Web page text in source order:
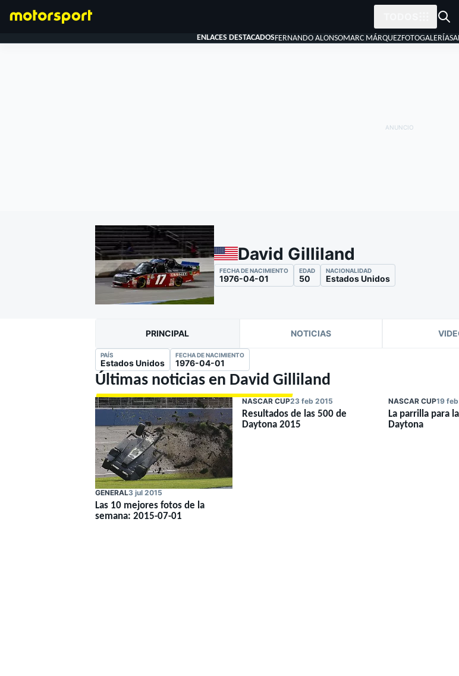
WRC
ENLACES DESTACADOSFERNANDO ALONSOMARC MÁRQUEZFOTOGALERÍAS
David Gilliland
FECHA DE NACIMIENTO
1976-04-01
EDAD
50
NACIONALIDAD
Estados Unidos
PRINCIPAL NOTICIAS
PAÍS
Estados Unidos
FECHA DE NACIMIENTO
1976-04-01
Últimas noticias en David Gilliland
GENERAL3 jul 2015
Las 10 mejores fotos de la
semana: 2015-07-01
NASCAR CUP23 feb 2015
Resultados de las 500 de
Daytona 2015
NASCAR CUP19
La parrilla para
Daytona